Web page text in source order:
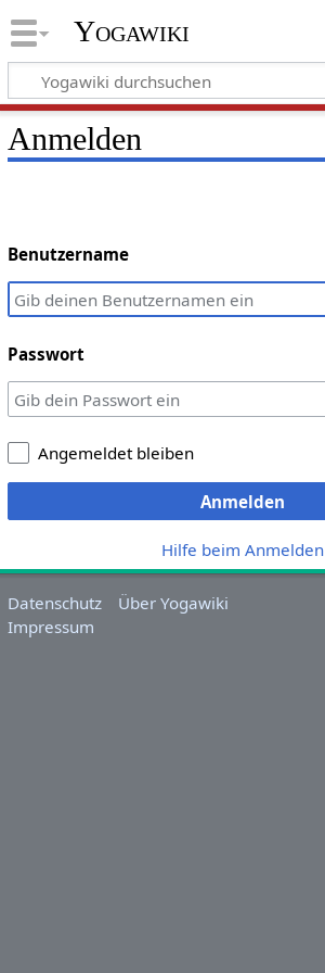
Yogawiki
Anmelden
Benutzername
Passwort
Angemeldet bleiben
Anmelden
Hilfe beim Anmelden
Datenschutz
Über Yogawiki
Impressum